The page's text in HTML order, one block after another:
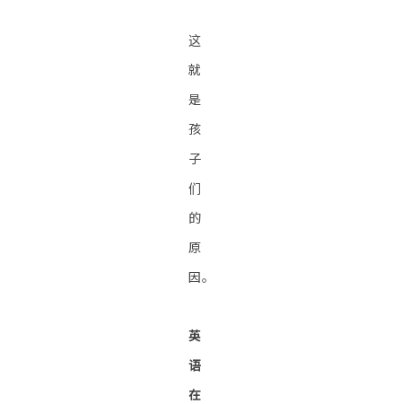
这
就
是
孩
子
们
的
原
因。
英
语
在